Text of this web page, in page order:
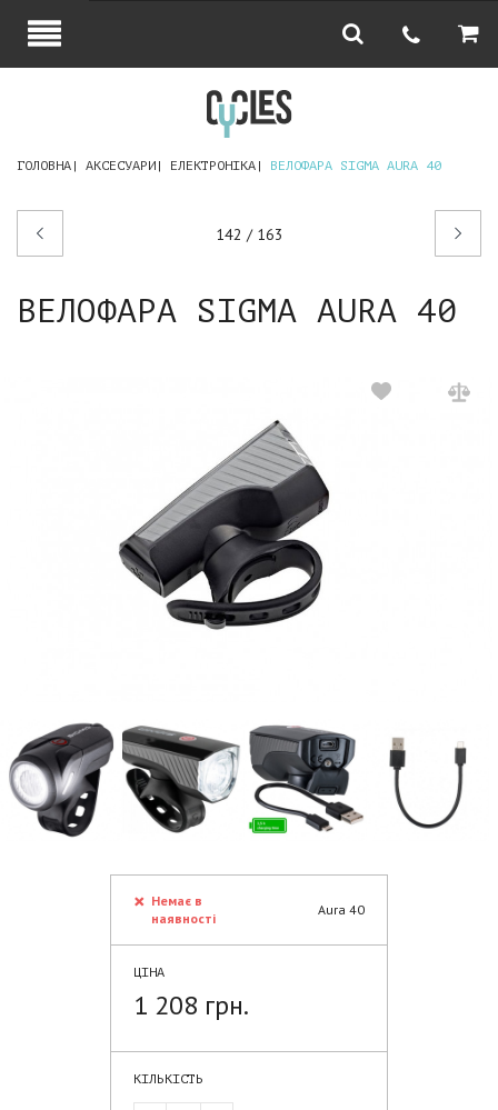
ГОЛОВНА АКСЕСУАРИ ЕЛЕКТРОНІКА ВЕЛОФАРА SIGMA AURA 40
142 / 163
Наступний
ВЕЛОФАРА SIGMA AURA 40
Немає в
наявності
Aura 40
ЦІНА
1 208 грн.
КІЛЬКІСТЬ